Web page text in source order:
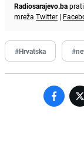
Radiosarajevo.ba
mreža Twitter |
#Hrvatska